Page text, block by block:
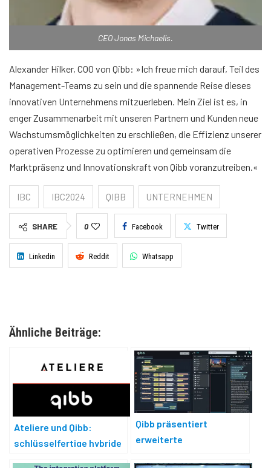
CEO Jonas Michaelis.
Alexander Hilker, COO von Qibb: »Ich freue mich darauf, Teil des
Management-Teams zu sein und die spannende Reise dieses
innovativen Unternehmens mitzuerleben. Mein Ziel ist es, in
enger Zusammenarbeit mit unseren Partnern und Kunden neue
Wachstumsmöglichkeiten zu erschließen, die Effizienz unserer
operativen Prozesse zu optimieren und gemeinsam die
Marktpräsenz und Innovationskraft von Qibb voranzutreiben.«
IBC IBC2024 QIBB UNTERNEHMEN
SHARE 0 Facebook Twitter
Linkedin Reddit Whatsapp
Ähnliche Beiträge:
Ateliere und Qibb:
schlüsselfertige hybride
Qibb präsentiert
erweiterte